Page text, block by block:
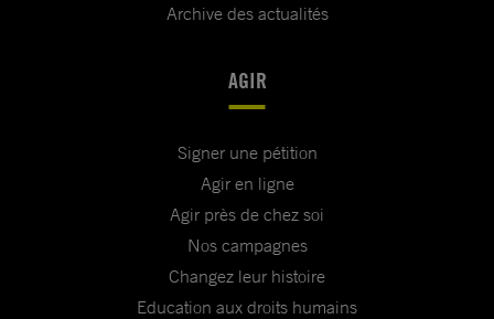
Archive des actualités
AGIR
Signer une pétition
Agir en ligne
Agir près de chez soi
Nos campagnes
Changez leur histoire
Education aux droits humains